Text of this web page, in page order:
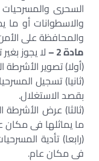
السحرى والمسرحيات
والاسطوانات أو ما
والمحافظة على
مادة 2 –
لا يجوز
(أولا) تصوير الأشرطة
(ثانيا) تسجيل
بقصد الاستغلال.
(ثالثا) عرض
ما يماثلها فى مكان
(رابعا) تأدية
فى مكان عام.